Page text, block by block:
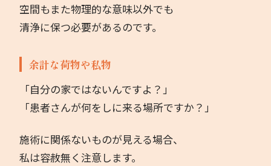
空間もまた物理的な意味以外でも
清浄に保つ必要があるのです。
余計な荷物や私物
「自分の家ではないんですよ？」
「患者さんが何をしに来る場所ですか？」
施術に関係ないものが見える場合、
私は容赦無く注意します。